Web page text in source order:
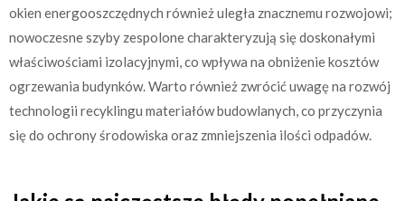
okien energooszczędnych również uległa znacznemu rozwojowi;
nowoczesne szyby zespolone charakteryzują się doskonałymi
właściwościami izolacyjnymi, co wpływa na obniżenie kosztów
ogrzewania budynków. Warto również zwrócić uwagę na rozwój
technologii recyklingu materiałów budowlanych, co przyczynia
się do ochrony środowiska oraz zmniejszenia ilości odpadów.